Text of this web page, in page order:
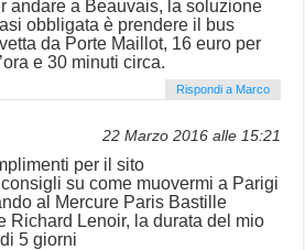
andare a Beauvais, la soluzione
obbligata è prendere il bus
da Porte Maillot, 16 euro per
e 30 minuti circa.
Rispondi a Marco
22 Marzo 2016 alle 15:21
per il sito
su come muovermi a Parigi
al Mercure Paris Bastille
Richard Lenoir, la durata del mio
5 giorni